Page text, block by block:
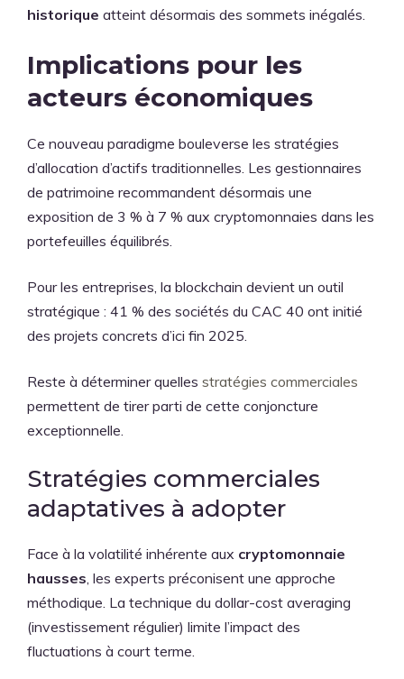
historique atteint désormais des sommets inégalés.
Implications pour les
acteurs économiques
Ce nouveau paradigme bouleverse les stratégies
d’allocation d’actifs traditionnelles. Les gestionnaires
de patrimoine recommandent désormais une
exposition de 3 % à 7 % aux cryptomonnaies dans les
portefeuilles équilibrés.
Pour les entreprises, la blockchain devient un outil
stratégique : 41 % des sociétés du CAC 40 ont initié
des projets concrets d’ici fin 2025.
Reste à déterminer quelles stratégies commerciales
permettent de tirer parti de cette conjoncture
exceptionnelle.
Stratégies commerciales
adaptatives à adopter
Face à la volatilité inhérente aux cryptomonnaie
hausses, les experts préconisent une approche
méthodique. La technique du dollar-cost averaging
(investissement régulier) limite l’impact des
fluctuations à court terme.